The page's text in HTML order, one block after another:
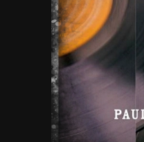
UN POLAR AU HASARD